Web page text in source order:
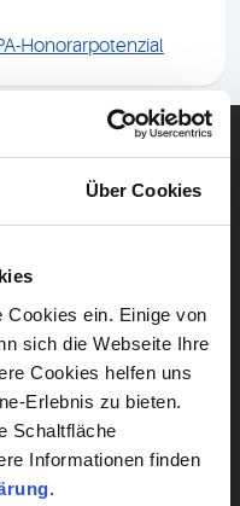
Über Cookies
Cookies ein. Einige von
sich die Webseite Ihre
Cookies helfen uns
Erlebnis zu bieten.
Schaltfläche
Informationen finden
.
Honorarpotenzial